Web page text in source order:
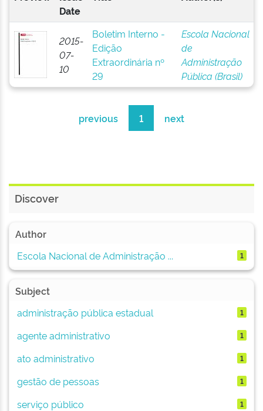
Date
2015-
07-
10
Boletim Interno -
Edição
Extraordinária nº
29
Escola Nacional
de
Administração
Pública (Brasil)
previous 1 next
Discover
Author
Escola Nacional de Administração ...
1
Subject
administração pública estadual
1
agente administrativo 1
ato administrativo 1
gestão de pessoas 1
serviço público 1